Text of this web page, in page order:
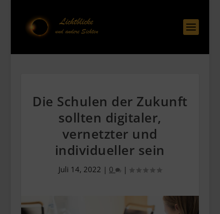
Die Schulen der Zukunft
sollten digitaler,
vernetzter und
individueller sein
Juli 14, 2022 | 0 |